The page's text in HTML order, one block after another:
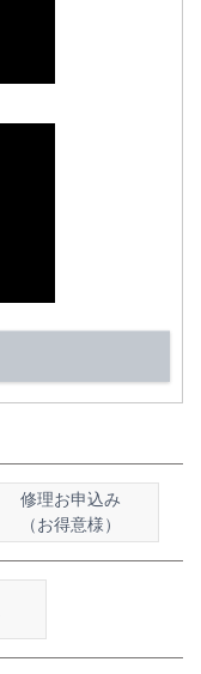
修理お申込み
（お得意様）